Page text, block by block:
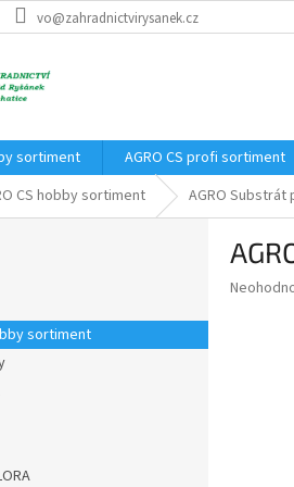
vo@zahradnictvirysanek.cz
sortiment AGRO CS profi sortiment
CS hobby sortiment AGRO
sortiment
Průměrné